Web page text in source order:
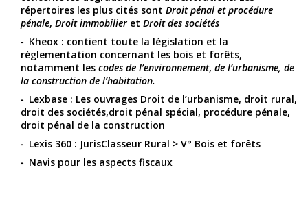
répertoires les plus cités sont Droit pénal et procédure
pénale, Droit immobilier et Droit des sociétés
Kheox : contient toute la législation et la
règlementation concernant les bois et forêts,
notamment les codes de l’environnement, de l’urbanisme, de
la construction de l’habitation.
Lexbase : Les ouvrages Droit de l’urbanisme, droit rural,
droit des sociétés,droit pénal spécial, procédure pénale,
droit pénal de la construction
Lexis 360 : JurisClasseur Rural > V° Bois et forêts
Navis pour les aspects fiscaux